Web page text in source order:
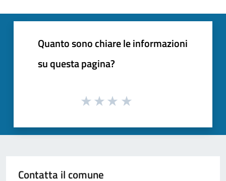
Quanto sono chiare le informazioni
su questa pagina?
Contatta il comune